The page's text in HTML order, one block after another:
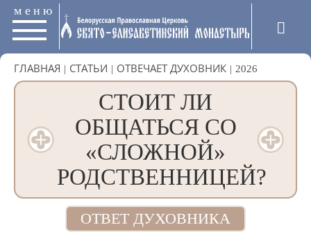
меню
ГЛАВНАЯ | СТАТЬИ | ОТВЕЧАЕТ ДУХОВНИК | 2026
СТОИТ ЛИ
ОБЩАТЬСЯ СО
«СЛОЖНОЙ»
РОДСТВЕННИЦЕЙ?
ОТВЕТ ДУХОВНИКА